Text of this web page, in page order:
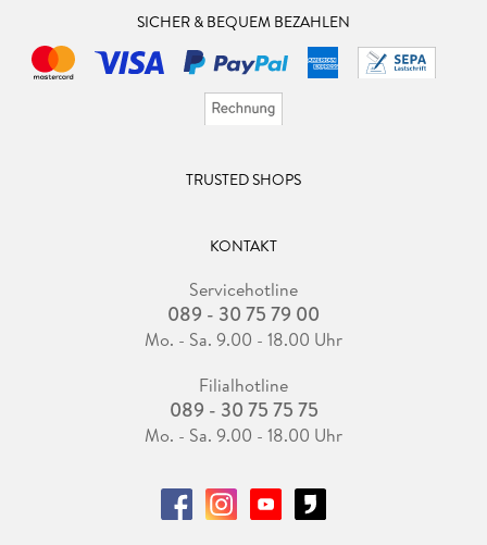
SICHER & BEQUEM BEZAHLEN
TRUSTED SHOPS
KONTAKT
Servicehotline
089 - 30 75 79 00
Mo. - Sa. 9.00 - 18.00 Uhr
Filialhotline
089 - 30 75 75 75
Mo. - Sa. 9.00 - 18.00 Uhr